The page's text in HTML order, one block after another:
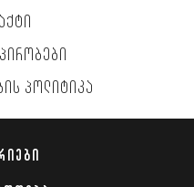
ᲞᲝᲚᲘᲢᲘᲙᲐ